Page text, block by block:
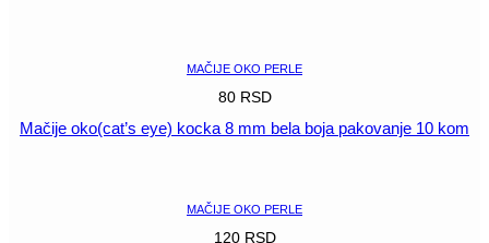
MAČIJE OKO PERLE
80 RSD
Mačije oko(cat’s eye) kocka 8 mm bela boja pakovanje 10 kom
MAČIJE OKO PERLE
120 RSD